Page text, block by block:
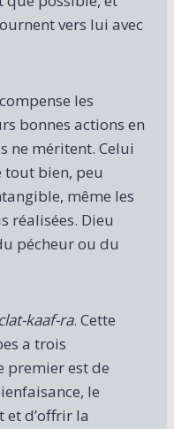
vers lui avec
les
bonnes actions en
ne méritent. Celui
tout bien, peu
même les
réalisées. Dieu
pécheur ou du
kaaf-ra. Cette
a trois
premier est de
le
et d’offrir la